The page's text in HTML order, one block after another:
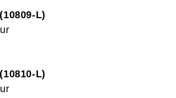
10809-L
10810-L